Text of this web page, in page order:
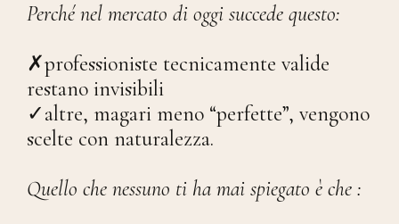
Perché nel mercato di oggi succede questo:
✗professioniste tecnicamente valide
restano invisibili
✓altre, magari meno “perfette”, vengono
scelte con naturalezza.
Quello che nessuno ti ha mai spiegato è che :